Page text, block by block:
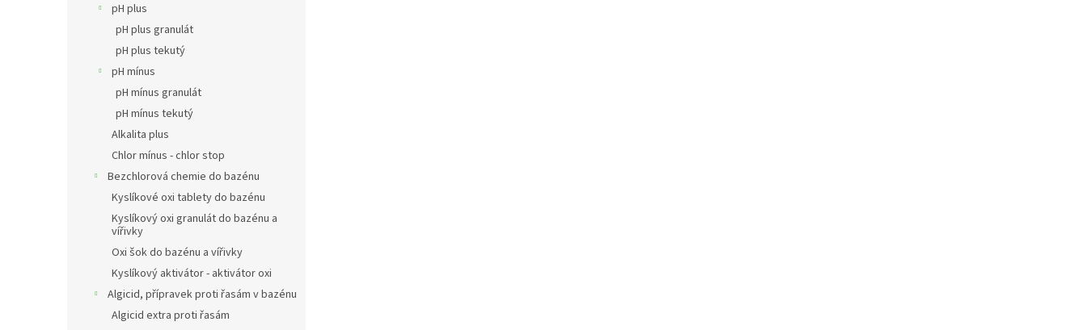
pH plus
pH plus granulát
pH plus tekutý
pH mínus
pH mínus granulát
pH mínus tekutý
Alkalita plus
Chlor mínus - chlor stop
Bezchlorová chemie do bazénu
Kyslíkové oxi tablety do bazénu
Kyslíkový oxi granulát do bazénu a
vířivky
Oxi šok do bazénu a vířivky
Kyslíkový aktivátor - aktivátor oxi
Algicid, přípravek proti řasám v bazénu
Algicid extra proti řasám